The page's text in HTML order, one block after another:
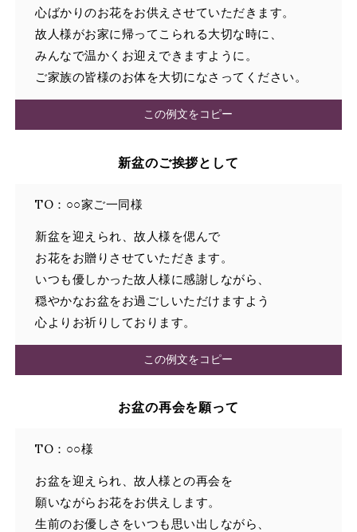
心ばかりのお花をお供えさせていただきます。
故人様がお家に帰ってこられる大切な時に、
みんなで温かくお迎えできますように。
ご家族の皆様のお体を大切になさってください。
この例文をコピー
新盆のご挨拶として
TO：○○家ご一同様
新盆を迎えられ、故人様を偲んで
お花をお贈りさせていただきます。
いつも優しかった故人様に感謝しながら、
穏やかなお盆をお過ごしいただけますよう
心よりお祈りしております。
この例文をコピー
お盆の再会を願って
TO：○○様
お盆を迎えられ、故人様との再会を
願いながらお花をお供えします。
生前のお優しさをいつも思い出しながら、